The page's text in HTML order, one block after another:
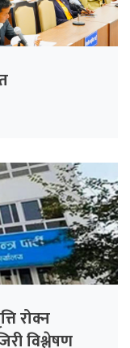
रोक्न
विश्लेषण